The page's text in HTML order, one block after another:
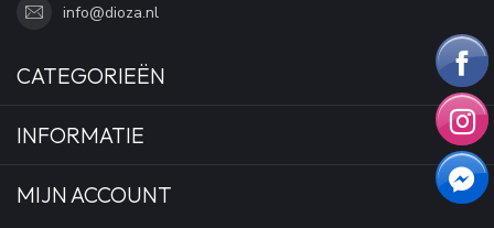
info@dioza.nl
CATEGORIEËN
INFORMATIE
MIJN ACCOUNT